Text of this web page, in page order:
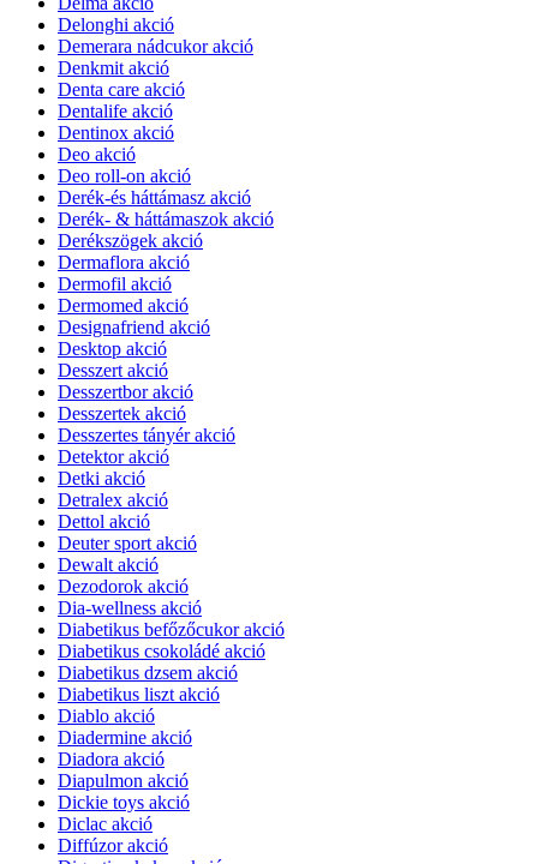
Delonghi akció
Demerara nádcukor akció
Denkmit akció
Denta care akció
Dentalife akció
Dentinox akció
Deo akció
Deo roll-on akció
Derék-és háttámasz akció
Derék- & háttámaszok akció
Derékszögek akció
Dermaflora akció
Dermofil akció
Dermomed akció
Designafriend akció
Desktop akció
Desszert akció
Desszertbor akció
Desszertek akció
Desszertes tányér akció
Detektor akció
Detki akció
Detralex akció
Dettol akció
Deuter sport akció
Dewalt akció
Dezodorok akció
Dia-wellness akció
Diabetikus befőzőcukor akció
Diabetikus csokoládé akció
Diabetikus dzsem akció
Diabetikus liszt akció
Diablo akció
Diadermine akció
Diadora akció
Diapulmon akció
Dickie toys akció
Diclac akció
Diffúzor akció